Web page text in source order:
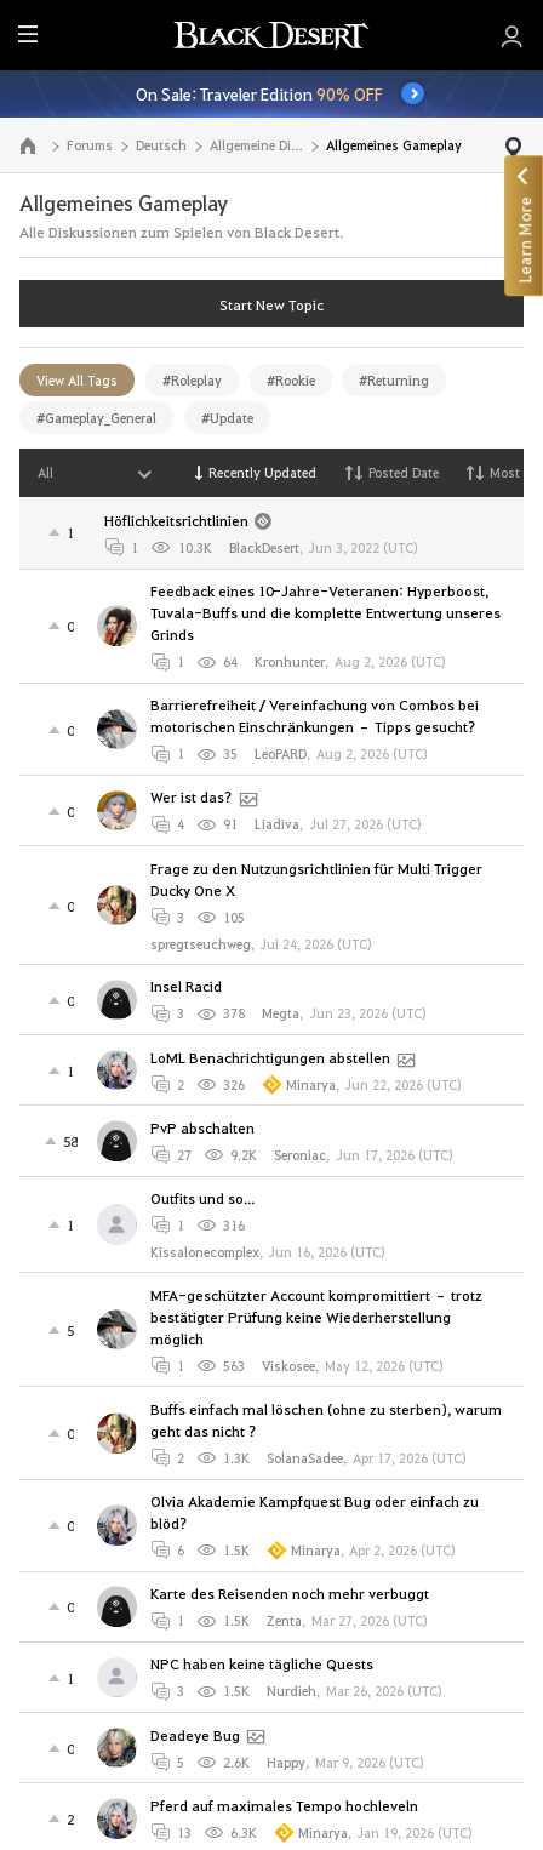
E
n
t
i
r
M
e
n
On Sale: Traveler Edition90% OFF
Go to the main page Forums Deutsch Allgemeine Diskussionen Allgemeines Gameplay
Allgemeines Gameplay
Alle Diskussionen zum Spielen von Black Desert.
Start New Topic
View All Tags #Roleplay #Rookie #Returning
#Gameplay_General #Update
Recently Updated Posted Date Most
All
1
Höflichkeitsrichtlinien
1 10.3K BlackDesert, Jun 3, 2022 (UTC)
0
Feedback eines 10-Jahre-Veteranen: Hyperboost,
Tuvala-Buffs und die komplette Entwertung unseres
Grinds
1 64 Kronhunter, Aug 2, 2026 (UTC)
0
Barrierefreiheit / Vereinfachung von Combos bei
motorischen Einschränkungen – Tipps gesucht?
1 35 LeoPARD, Aug 2, 2026 (UTC)
0
Wer ist das?
4 91 Liadiva, Jul 27, 2026 (UTC)
0
Frage zu den Nutzungsrichtlinien für Multi Trigger
Ducky One X
3
105
spregtseuchweg, Jul 24, 2026 (UTC)
0
Insel Racid
3 378 Megta, Jun 23, 2026 (UTC)
1
LoML Benachrichtigungen abstellen
2 326 Minarya, Jun 22, 2026 (UTC)
58
PvP abschalten
27 9.2K Seroniac, Jun 17, 2026 (UTC)
1
Outfits und so...
1
316
Kissalonecomplex, Jun 16, 2026 (UTC)
5
MFA-geschützter Account kompromittiert – trotz
bestätigter Prüfung keine Wiederherstellung
möglich
1 563 Viskosee, May 12, 2026 (UTC)
0
Buffs einfach mal löschen (ohne zu sterben), warum
geht das nicht ?
2 1.3K SolanaSadee, Apr 17, 2026 (UTC)
0
Olvia Akademie Kampfquest Bug oder einfach zu
blöd?
6 1.5K Minarya, Apr 2, 2026 (UTC)
0
Karte des Reisenden noch mehr verbuggt
1 1.5K Zenta, Mar 27, 2026 (UTC)
1
NPC haben keine tägliche Quests
3 1.5K Nurdieh, Mar 26, 2026 (UTC)
0
Deadeye Bug
5 2.6K Happy, Mar 9, 2026 (UTC)
2
Pferd auf maximales Tempo hochleveln
13 6.3K Minarya, Jan 19, 2026 (UTC)
Learn More